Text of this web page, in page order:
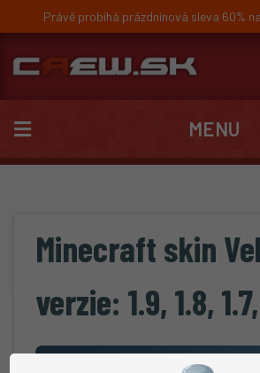
Právě probíhá prázdninová sleva 60%
MENU
Minecraft skin
verzie: 1.9, 1.8,